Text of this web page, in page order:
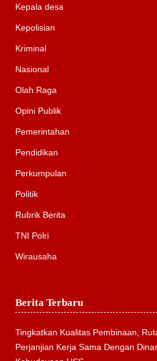
Kepala desa
Kepolisian
Kriminal
Nasional
Olah Raga
Opini Publik
Pemerintahan
Pendidikan
Perkumpulan
Politik
Rubrik Berita
TNI Polri
Wirausaha
Berita Terbaru
Tingkatkan Kualitas Pembinaan,
Perjanjian Kerja Sama Dengan